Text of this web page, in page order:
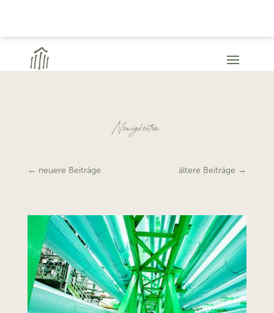
Neuigkeiten
← neuere Beiträge ältere Beiträge →